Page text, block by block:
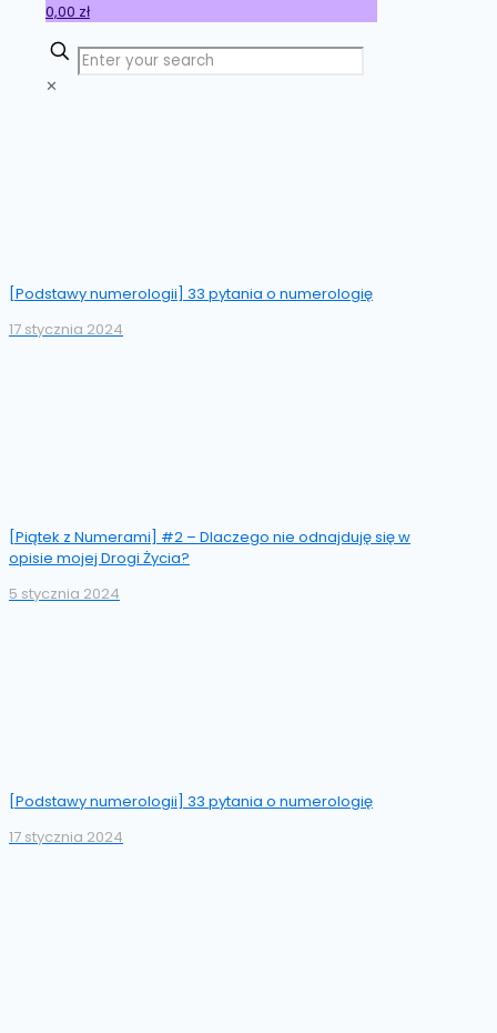
0,00 zł
✕
[Podstawy numerologii] 33 pytania o numerologię
17 stycznia 2024
[Piątek z Numerami] #2 – Dlaczego nie odnajduję się w
opisie mojej Drogi Życia?
5 stycznia 2024
[Podstawy numerologii] 33 pytania o numerologię
17 stycznia 2024